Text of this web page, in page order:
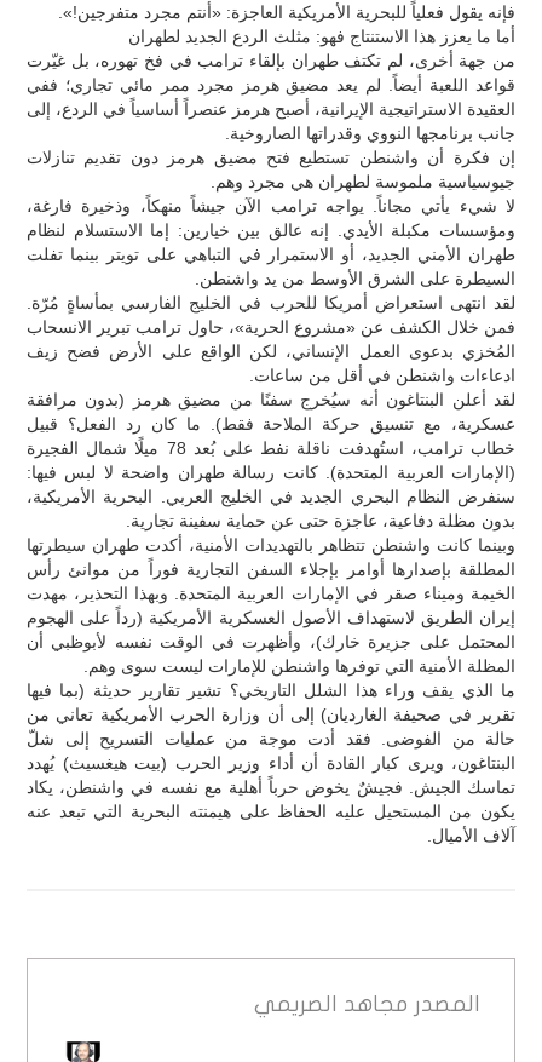
فإنه يقول فعلياً للبحرية الأمريكية العاجزة: «أنتم مجرد متفرجين!».
أما ما يعزز هذا الاستنتاج فهو: مثلث الردع الجديد لطهران
من جهة أخرى، لم تكتف طهران بإلقاء ترامب في فخ تهوره، بل غيّرت
قواعد اللعبة أيضاً. لم يعد مضيق هرمز مجرد ممر مائي تجاري؛ ففي
العقيدة الاستراتيجية الإيرانية، أصبح هرمز عنصراً أساسياً في الردع، إلى
جانب برنامجها النووي وقدراتها الصاروخية.
إن فكرة أن واشنطن تستطيع فتح مضيق هرمز دون تقديم تنازلات
جيوسياسية ملموسة لطهران هي مجرد وهم.
لا شيء يأتي مجاناً. يواجه ترامب الآن جيشاً منهكاً، وذخيرة فارغة،
ومؤسسات مكبلة الأيدي. إنه عالق بين خيارين: إما الاستسلام لنظام
طهران الأمني الجديد، أو الاستمرار في التباهي على تويتر بينما تفلت
السيطرة على الشرق الأوسط من يد واشنطن.
لقد انتهى استعراض أمريكا للحرب في الخليج الفارسي بمأساةٍ مُرّة.
فمن خلال الكشف عن «مشروع الحرية»، حاول ترامب تبرير الانسحاب
المُخزي بدعوى العمل الإنساني، لكن الواقع على الأرض فضح زيف
ادعاءات واشنطن في أقل من ساعات.
لقد أعلن البنتاغون أنه سيُخرج سفنًا من مضيق هرمز (بدون مرافقة
عسكرية، مع تنسيق حركة الملاحة فقط). ما كان رد الفعل؟ قبيل
خطاب ترامب، استُهدفت ناقلة نفط على بُعد 78 ميلًا شمال الفجيرة
(الإمارات العربية المتحدة). كانت رسالة طهران واضحة لا لبس فيها:
سنفرض النظام البحري الجديد في الخليج العربي. البحرية الأمريكية،
بدون مظلة دفاعية، عاجزة حتى عن حماية سفينة تجارية.
وبينما كانت واشنطن تتظاهر بالتهديدات الأمنية، أكدت طهران سيطرتها
المطلقة بإصدارها أوامر بإجلاء السفن التجارية فوراً من موانئ رأس
الخيمة وميناء صقر في الإمارات العربية المتحدة. وبهذا التحذير، مهدت
إيران الطريق لاستهداف الأصول العسكرية الأمريكية (رداً على الهجوم
المحتمل على جزيرة خارك)، وأظهرت في الوقت نفسه لأبوظبي أن
المظلة الأمنية التي توفرها واشنطن للإمارات ليست سوى وهم.
ما الذي يقف وراء هذا الشلل التاريخي؟ تشير تقارير حديثة (بما فيها
تقرير في صحيفة الغارديان) إلى أن وزارة الحرب الأمريكية تعاني من
حالة من الفوضى. فقد أدت موجة من عمليات التسريح إلى شلّ
البنتاغون، ويرى كبار القادة أن أداء وزير الحرب (بيت هيغسيث) يُهدد
تماسك الجيش. فجيشٌ يخوض حرباً أهلية مع نفسه في واشنطن، يكاد
يكون من المستحيل عليه الحفاظ على هيمنته البحرية التي تبعد عنه
آلاف الأميال.
المصدر مجاهد الصريمي